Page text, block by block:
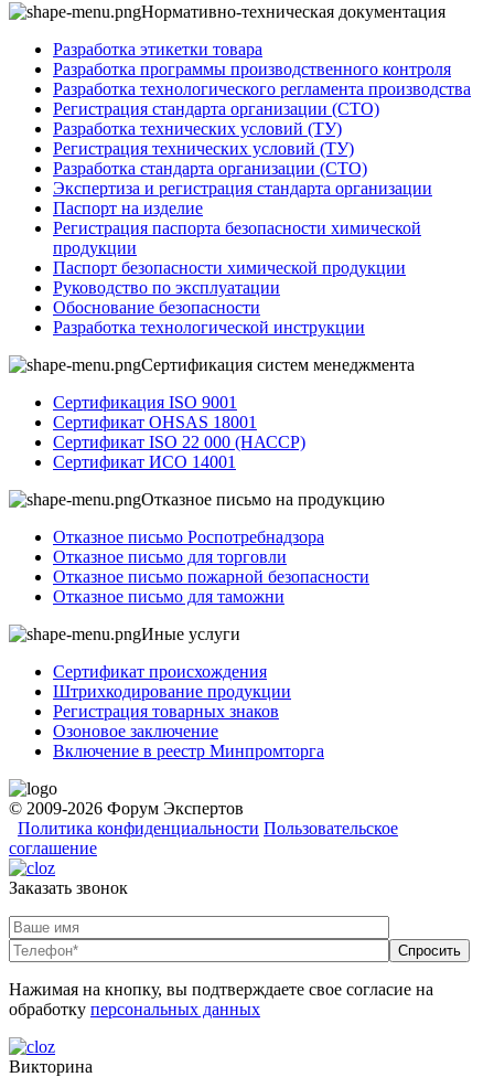
Нормативно-техническая документация
Разработка этикетки товара
Разработка программы производственного контроля
Разработка технологического регламента производства
Регистрация стандарта организации (СТО)
Разработка технических условий (ТУ)
Регистрация технических условий (ТУ)
Разработка стандарта организации (СТО)
Экспертиза и регистрация стандарта организации
Паспорт на изделие
Регистрация паспорта безопасности химической
продукции
Паспорт безопасности химической продукции
Руководство по эксплуатации
Обоснование безопасности
Разработка технологической инструкции
Сертификация систем менеджмента
Сертификация ISO 9001
Сертификат OHSAS 18001
Сертификат ISO 22 000 (НАССР)
Сертификат ИСО 14001
Отказное письмо на продукцию
Отказное письмо Роспотребнадзора
Отказное письмо для торговли
Отказное письмо пожарной безопасности
Отказное письмо для таможни
Иные услуги
Сертификат происхождения
Штрихкодирование продукции
Регистрация товарных знаков
Озоновое заключение
Включение в реестр Минпромторга
© 2009-2026 Форум Экспертов
Политика конфиденциальности Пользовательское
соглашение
Заказать звонок
Нажимая на кнопку, вы подтверждаете свое согласие на
обработку персональных данных
Викторина